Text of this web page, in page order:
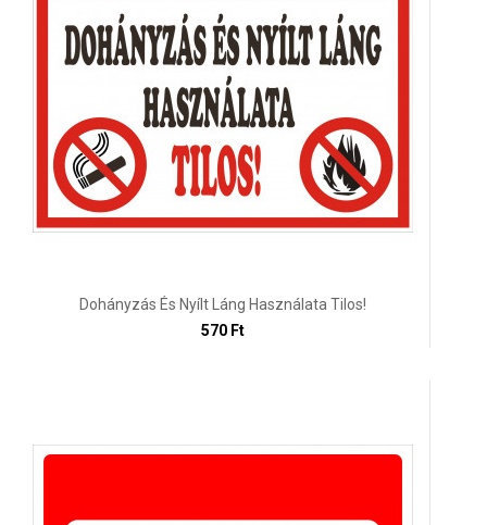
Dohányzás És Nyílt Láng Használata Tilos!
570 Ft